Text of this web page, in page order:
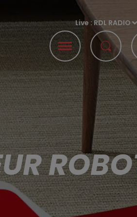
Live : RDL RADIO